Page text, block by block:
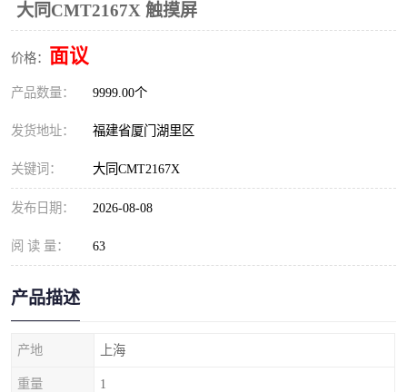
大同CMT2167X 触摸屏
价格： 面议
产品数量： 9999.00个
发货地址： 福建省厦门湖里区
关键词： 大同CMT2167X
发布日期： 2026-08-08
阅 读 量： 63
产品描述
产地 上海
重量 1